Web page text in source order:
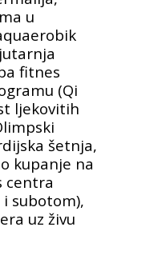
u
fitnes
(Qi
ljekovitih
šetnja,
kupanje na
centra
subotom),
uz živu